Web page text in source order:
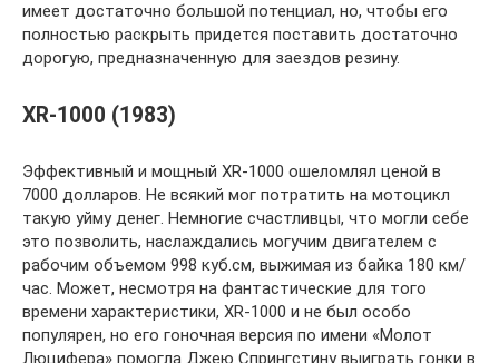
имеет достаточно большой потенциал, но, чтобы его
полностью раскрыть придется поставить достаточно
дорогую, предназначенную для заездов резину.
XR-1000 (1983)
Эффективный и мощный XR-1000 ошеломлял ценой в
7000 долларов. Не всякий мог потратить на мотоцикл
такую уйму денег. Немногие счастливцы, что могли себе
это позволить, наслаждались могучим двигателем с
рабочим объемом 998 куб.см, выжимая из байка 180 км/
час. Может, несмотря на фантастические для того
времени характеристики, XR-1000 и не был особо
популярен, но его гоночная версия по имени «Молот
Люцифера» помогла Джею Спрингстину выиграть гонки в